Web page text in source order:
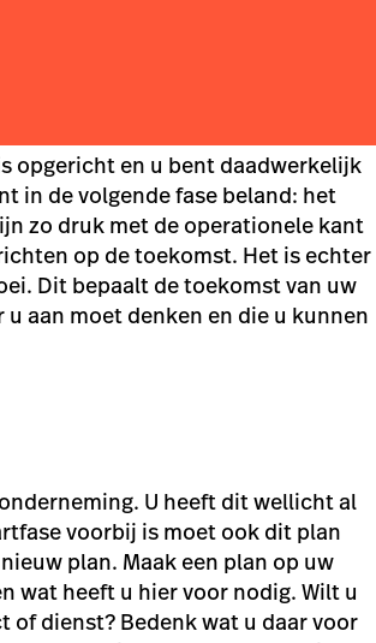
opgericht en u bent daadwerkelijk
in de volgende fase beland: het
zo druk met de operationele kant
op de toekomst. Het is echter
Dit bepaalt de toekomst van uw
aan moet denken en die u kunnen
U heeft dit wellicht al
voorbij is moet ook dit plan
plan. Maak een plan op uw
wat heeft u hier voor nodig. Wilt u
of dienst? Bedenk wat u daar voor